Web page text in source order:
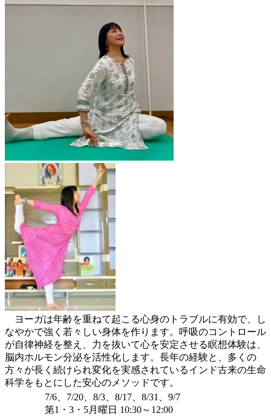
ヨーガは年齢を重ねて起こる心身のトラブルに有効で、し
なやかで強く若々しい身体を作ります。呼吸のコントロール
が自律神経を整え、力を抜いて心を安定させる瞑想体験は、
脳内ホルモン分泌を活性化します。長年の経験と、多くの
方々が長く続けられ変化を実感されているインド古来の生命
科学をもとにした安心のメソッドです。
7/6、7/20、8/3、8/17、8/31、9/7
第1・3・5月曜日 10:30～12:00